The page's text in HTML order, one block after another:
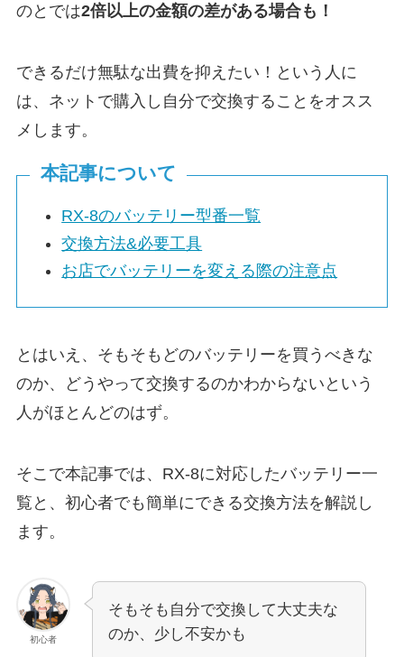
のとでは2倍以上の金額の差がある場合も！
できるだけ無駄な出費を抑えたい！という人に
は、ネットで購入し自分で交換することをオスス
メします。
本記事について
RX-8のバッテリー型番一覧
交換方法&必要工具
お店でバッテリーを変える際の注意点
とはいえ、そもそもどのバッテリーを買うべきな
のか、どうやって交換するのかわからないという
人がほとんどのはず。
そこで本記事では、RX-8に対応したバッテリー一
覧と、初心者でも簡単にできる交換方法を解説し
ます。
初心者
そもそも自分で交換して大丈夫な
のか、少し不安かも